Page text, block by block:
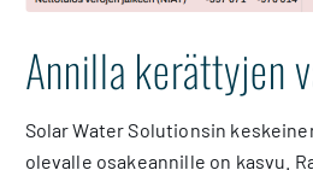
Annilla kerättyjen
Solar Water Solutionsin
olevalle osakeannille on kasvu.